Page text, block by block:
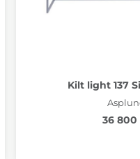
Kilt light 137
36 800